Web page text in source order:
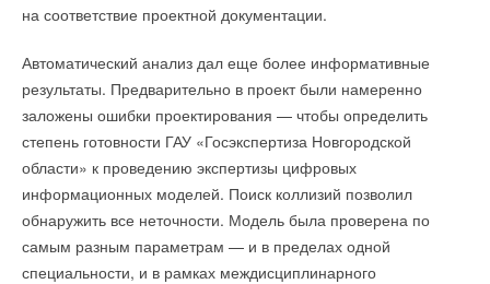
на соответствие проектной документации.
Автоматический анализ дал еще более информативные
результаты. Предварительно в проект были намеренно
заложены ошибки проектирования — чтобы определить
степень готовности ГАУ «Госэкспертиза Новгородской
области» к проведению экспертизы цифровых
информационных моделей. Поиск коллизий позволил
обнаружить все неточности. Модель была проверена по
самым разным параметрам — и в пределах одной
специальности, и в рамках междисциплинарного